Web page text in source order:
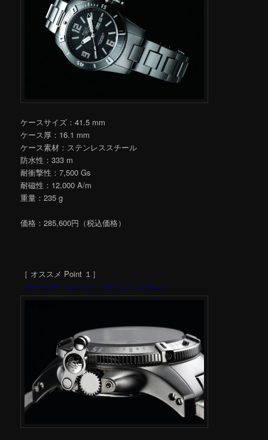
ケースサイズ：41.5 mm
ケース厚：16.1 mm
ケース素材：ステンレススチール
防水性：333 m
耐衝撃性：7,500 Gs
耐磁性：12,000 A/m
重量：235 g
価格：285,600円（税込価格）
［ オススメ Point １］
《セーフティロック・クラウンシステム》